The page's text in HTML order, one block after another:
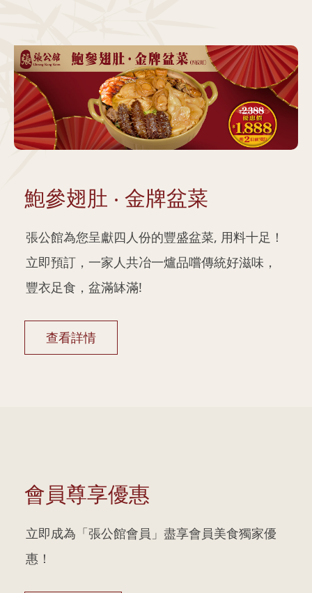
鮑參翅肚 ‧ 金牌盆菜
張公館為您呈獻四人份的豐盛盆菜, 用料十足！
立即預訂，一家人共冶一爐品嚐傳統好滋味，
豐衣足食，盆滿缽滿!
查看詳情
會員尊享優惠
立即成為「張公館會員」盡享會員美食獨家優
惠！